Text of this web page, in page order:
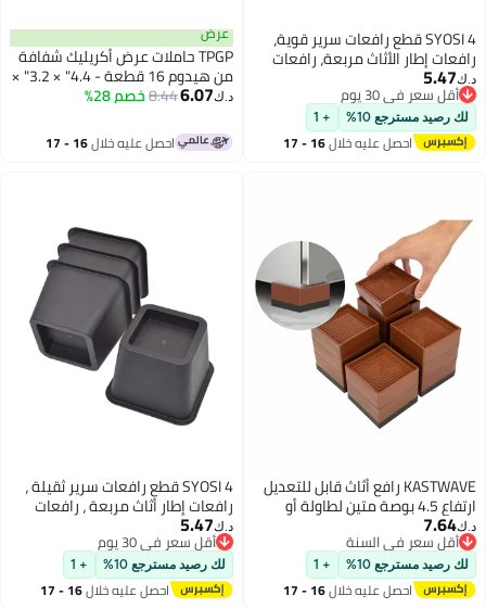
SYOSI 4 قطع رافعات سرير قوية،
رافعات إطار الأثاث مربعة، رافعات
سرير متينة، رافعات إطار الأثاث،
رافعات سرير مربعة، رافعات سرير
مربعة متينة للسرير، والأريكة،
والكرسي، والمكتب، والكنبة، وسرير
الطابق العلوي
د.ك‏5.47
أقل سعر في 30 يوم
أقل سعر في 30 يوم
لك رصيد مسترجع 10% + 1
احصل عليه خلال 16 - 17
اغسطس
عرض
TPGP حاملات عرض أكريليك شفافة
من هيدوم 16 قطعة - 4.4" × 3.2" ×
2.2" للتماثيل، البوفيهات، الحلويات،
والمقتنيات
د.ك‏6.07
8.44خصم 28%
احصل عليه خلال 16 - 17
اغسطس
KASTWAVE رافع أثاث قابل للتعديل
ارتفاع 4.5 بوصة متين لطاولة أو
أريكة أو إطار سرير (4 قطع)
د.ك‏7.64
أقل سعر في السنة
أقل سعر في السنة
لك رصيد مسترجع 10% + 1
احصل عليه خلال 16 - 17
SYOSI 4 قطع رافعات سرير ثقيلة ،
رافعات إطار أثاث مربعة ، رافعات
سرير متينة ، رافعات إطار أثاث ،
مصاعد سرير مربعة ، رافعات سرير
قوية مربعة لسرير ، أريكة ، كرسي ،
مكتب ، صوفا ومرتبة بطابقين
د.ك‏5.47
أقل سعر في 30 يوم
أقل سعر في 30 يوم
لك رصيد مسترجع 10% + 1
احصل عليه خلال 16 - 17